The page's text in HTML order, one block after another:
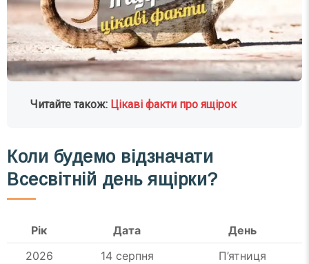
Читайте також: Цікаві факти про ящірок
Коли будемо відзначати
Всесвітній день ящірки?
Рік Дата
День
2026
14 серпня
П’ятниця